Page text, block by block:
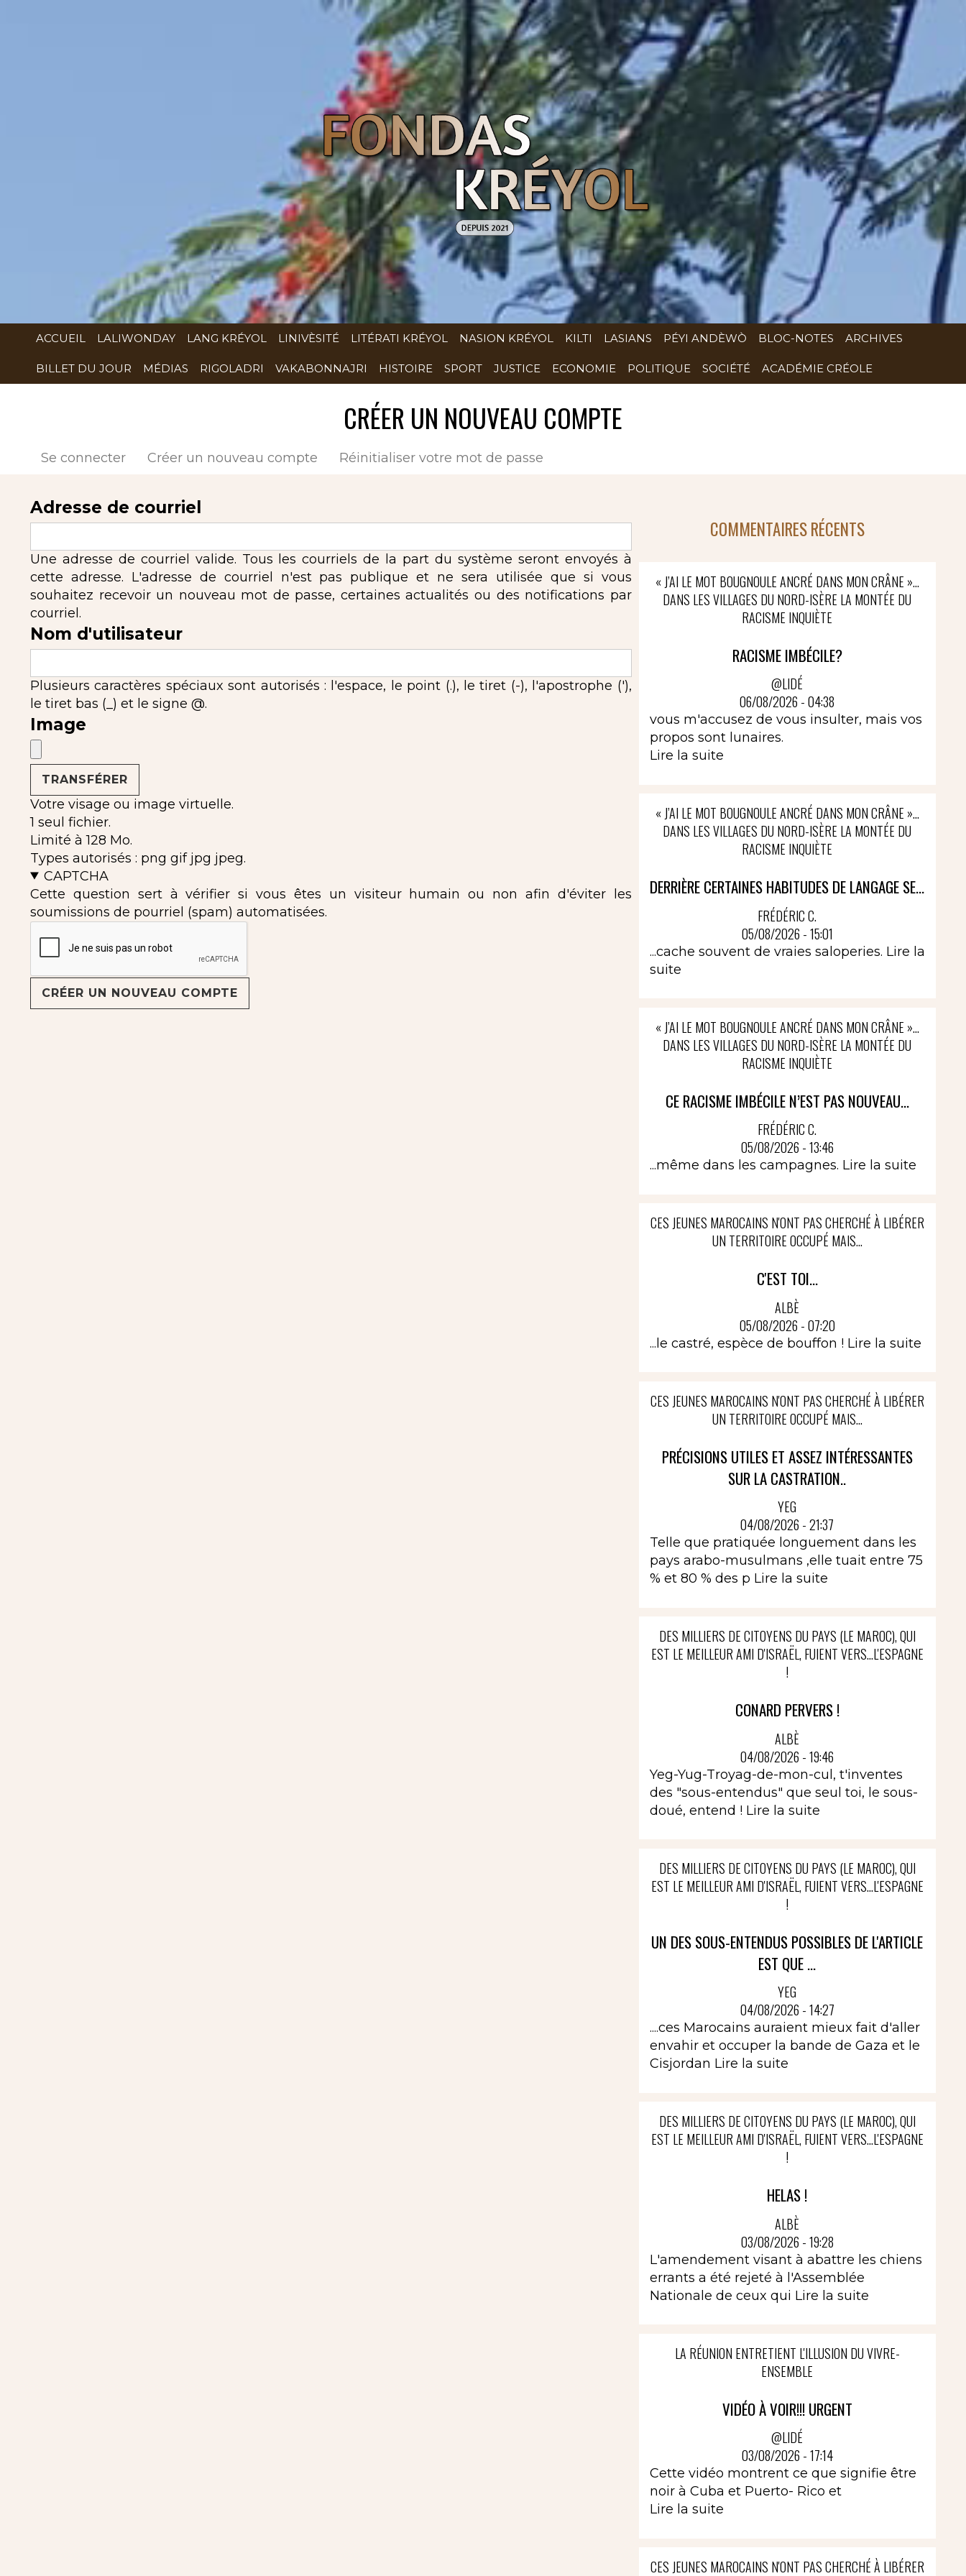
ACCUEIL LALIWONDAY LANG KRÉYOL LINIVÈSITÉ LITÉRATI KRÉYOL NASION KRÉYOL KILTI LASIANS PÉYI ANDÈWÒ BLOC-NOTES ARCHIVES
BILLET DU JOUR MÉDIAS RIGOLADRI VAKABONNAJRI HISTOIRE SPORT JUSTICE ECONOMIE POLITIQUE SOCIÉTÉ ACADÉMIE CRÉOLE
CRÉER UN NOUVEAU COMPTE
Se connecter Créer un nouveau compte (onglet actif)
Réinitialiser votre mot de passe
Adresse de courriel
Une adresse de courriel valide. Tous les courriels de la part du système seront envoyés à
cette adresse. L'adresse de courriel n'est pas publique et ne sera utilisée que si vous
souhaitez recevoir un nouveau mot de passe, certaines actualités ou des notifications par
courriel.
Nom d'utilisateur
Plusieurs caractères spéciaux sont autorisés : l'espace, le point (.), le tiret (-), l'apostrophe ('),
le tiret bas (_) et le signe @.
Image
Votre visage ou image virtuelle.
1 seul fichier.
Limité à 128 Mo.
Types autorisés : png gif jpg jpeg.
CAPTCHA
Cette question sert à vérifier si vous êtes un visiteur humain ou non afin d'éviter les
soumissions de pourriel (spam) automatisées.
COMMENTAIRES RÉCENTS
« J’AI LE MOT BOUGNOULE ANCRÉ DANS MON CRÂNE »…
DANS LES VILLAGES DU NORD-ISÈRE LA MONTÉE DU
RACISME INQUIÈTE
RACISME IMBÉCILE?
@LIDÉ
06/08/2026 - 04:38
vous m'accusez de vous insulter, mais vos
propos sont lunaires.
Lire la suite
« J’AI LE MOT BOUGNOULE ANCRÉ DANS MON CRÂNE »…
DANS LES VILLAGES DU NORD-ISÈRE LA MONTÉE DU
RACISME INQUIÈTE
DERRIÈRE CERTAINES HABITUDES DE LANGAGE SE...
FRÉDÉRIC C.
05/08/2026 - 15:01
...cache souvent de vraies saloperies. Lire la
suite
« J’AI LE MOT BOUGNOULE ANCRÉ DANS MON CRÂNE »…
DANS LES VILLAGES DU NORD-ISÈRE LA MONTÉE DU
RACISME INQUIÈTE
CE RACISME IMBÉCILE N’EST PAS NOUVEAU...
FRÉDÉRIC C.
05/08/2026 - 13:46
...même dans les campagnes. Lire la suite
CES JEUNES MAROCAINS N'ONT PAS CHERCHÉ À LIBÉRER
UN TERRITOIRE OCCUPÉ MAIS...
C'EST TOI...
ALBÈ
05/08/2026 - 07:20
...le castré, espèce de bouffon ! Lire la suite
CES JEUNES MAROCAINS N'ONT PAS CHERCHÉ À LIBÉRER
UN TERRITOIRE OCCUPÉ MAIS...
PRÉCISIONS UTILES ET ASSEZ INTÉRESSANTES
SUR LA CASTRATION..
YEG
04/08/2026 - 21:37
Telle que pratiquée longuement dans les
pays arabo-musulmans ,elle tuait entre 75
% et 80 % des p Lire la suite
DES MILLIERS DE CITOYENS DU PAYS (LE MAROC), QUI
EST LE MEILLEUR AMI D'ISRAËL, FUIENT VERS...L'ESPAGNE
!
CONARD PERVERS !
ALBÈ
04/08/2026 - 19:46
Yeg-Yug-Troyag-de-mon-cul, t'inventes
des "sous-entendus" que seul toi, le sous-
doué, entend ! Lire la suite
DES MILLIERS DE CITOYENS DU PAYS (LE MAROC), QUI
EST LE MEILLEUR AMI D'ISRAËL, FUIENT VERS...L'ESPAGNE
!
UN DES SOUS-ENTENDUS POSSIBLES DE L'ARTICLE
EST QUE ...
YEG
04/08/2026 - 14:27
....ces Marocains auraient mieux fait d'aller
envahir et occuper la bande de Gaza et le
Cisjordan Lire la suite
DES MILLIERS DE CITOYENS DU PAYS (LE MAROC), QUI
EST LE MEILLEUR AMI D'ISRAËL, FUIENT VERS...L'ESPAGNE
!
HELAS !
ALBÈ
03/08/2026 - 19:28
L'amendement visant à abattre les chiens
errants a été rejeté à l'Assemblée
Nationale de ceux qui Lire la suite
LA RÉUNION ENTRETIENT L'ILLUSION DU VIVRE-
ENSEMBLE
VIDÉO À VOIR!!! URGENT
@LIDÉ
03/08/2026 - 17:14
Cette vidéo montrent ce que signifie être
noir à Cuba et Puerto- Rico et
Lire la suite
CES JEUNES MAROCAINS N'ONT PAS CHERCHÉ À LIBÉRER